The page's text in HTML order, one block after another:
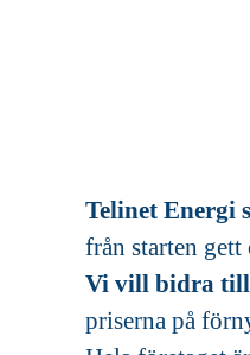
Telinet Energi
från starten
Vi vill bidra
priserna på